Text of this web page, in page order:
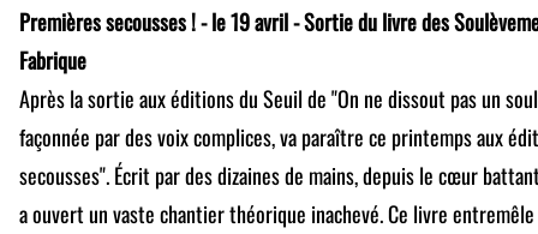
Premières secousses ! - le 19 avril - Sortie du livre des
Fabrique
Après la sortie aux éditions du Seuil de "On ne dissout pas un
façonnée par des voix complices, va paraître ce printemps aux
secousses". Écrit par des dizaines de mains, depuis le cœur
a ouvert un vaste chantier théorique inachevé. Ce livre